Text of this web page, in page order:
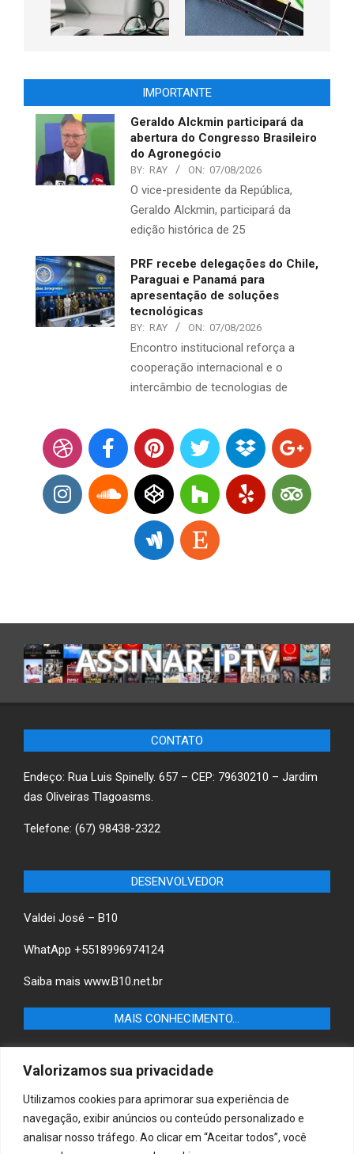
Valorizamos sua privacidade
Utilizamos cookies para aprimorar sua experiência de
navegação, exibir anúncios ou conteúdo personalizado e
analisar nosso tráfego. Ao clicar em “Aceitar todos”, você
IMPORTANTE
Geraldo Alckmin participará da
abertura do Congresso Brasileiro
do Agronegócio
BY: RAY ON: 07/08/2026
O vice-presidente da República,
Geraldo Alckmin, participará da
edição histórica de 25
PRF recebe delegações do Chile,
Paraguai e Panamá para
apresentação de soluções
tecnológicas
BY: RAY ON: 07/08/2026
Encontro institucional reforça a
cooperação internacional e o
intercâmbio de tecnologias de
CONTATO
Endeço: Rua Luis Spinelly. 657 – CEP: 79630210 – Jardim
das Oliveiras Tlagoasms.
Telefone: (67) 98438-2322
DESENVOLVEDOR
Valdei José – B10
WhatApp +5518996974124
Saiba mais www.B10.net.br
MAIS CONHECIMENTO…
Castilho-SP e descubra as melhores empresas e serviços
locais.
B10 Brasil – Informação e Poder